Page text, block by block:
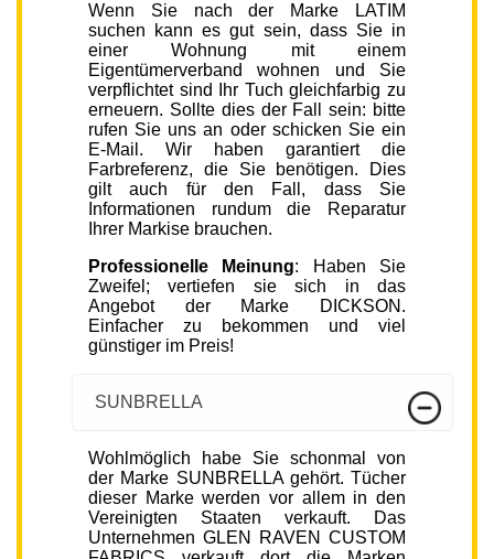
Wenn Sie nach der Marke LATIM
suchen kann es gut sein, dass Sie in
einer Wohnung mit einem
Eigentümerverband wohnen und Sie
verpflichtet sind Ihr Tuch gleichfarbig zu
erneuern. Sollte dies der Fall sein: bitte
rufen Sie uns an oder schicken Sie ein
E-Mail. Wir haben garantiert die
Farbreferenz, die Sie benötigen. Dies
gilt auch für den Fall, dass Sie
Informationen rundum die Reparatur
Ihrer Markise brauchen.
Professionelle Meinung: Haben Sie
Zweifel; vertiefen sie sich in das
Angebot der Marke DICKSON.
Einfacher zu bekommen und viel
günstiger im Preis!
SUNBRELLA
Wohlmöglich habe Sie schonmal von
der Marke SUNBRELLA gehört. Tücher
dieser Marke werden vor allem in den
Vereinigten Staaten verkauft. Das
Unternehmen GLEN RAVEN CUSTOM